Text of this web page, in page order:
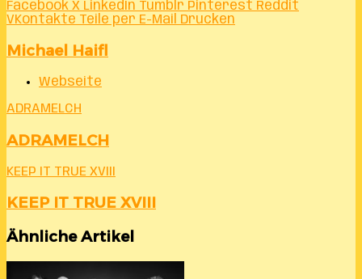
Facebook X LinkedIn Tumblr Pinterest Reddit
VKontakte Teile per E-Mail Drucken
Michael Haifl
Webseite
ADRAMELCH
ADRAMELCH
KEEP IT TRUE XVIII
KEEP IT TRUE XVIII
Ähnliche Artikel